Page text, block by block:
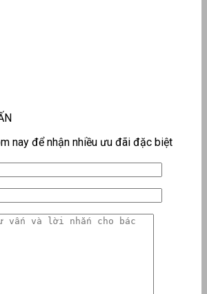
nay để nhận nhiều ưu đãi đặc biệt